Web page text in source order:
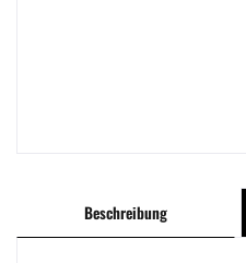
Beschreibung